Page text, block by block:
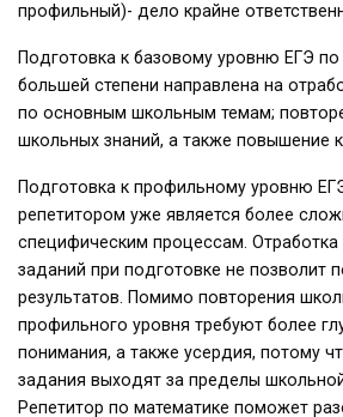
профильный)- дело крайне
Подготовка к базовому уровню ЕГЭ по
большей степени направлена на
по основным школьным темам;
школьных знаний, а также повышение
Подготовка к профильному уровню
репетитором уже является более
специфическим процессам. Отработка
заданий при подготовке не позволит
результатов. Помимо повторения
профильного уровня требуют более
понимания, а также усердия, потому
задания выходят за пределы
Репетитор по математике поможет